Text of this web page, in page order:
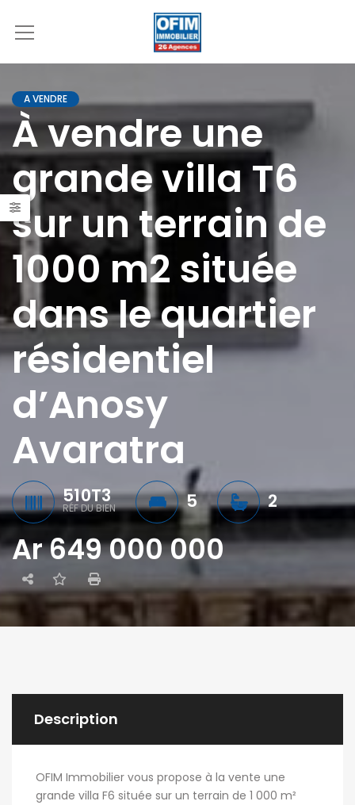
A VENDRE
À vendre une
grande villa T6
sur un terrain de
1000 m2 située
dans le quartier
résidentiel
d’Anosy
Avaratra
510T3
RÉF DU BIEN 5 2
Ar 649 000 000
Description
OFIM Immobilier vous propose à la vente une
grande villa F6 située sur un terrain de 1 000 m²